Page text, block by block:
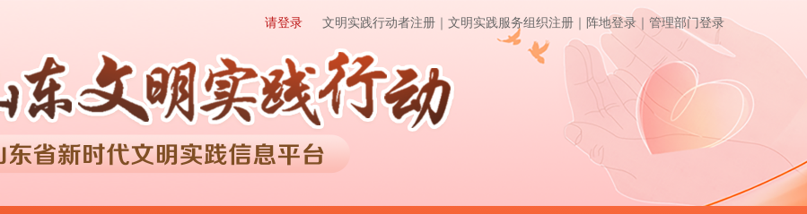
管理部门登录
阵地登录｜
文明实践服务组织注册｜
文明实践行动者注册｜
请登录